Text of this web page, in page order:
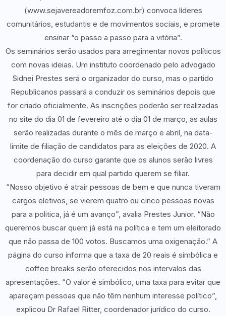
(www.sejavereadoremfoz.com.br) convoca líderes
comunitários, estudantis e de movimentos sociais, e promete
ensinar “o passo a passo para a vitória”.
Os seminários serão usados para arregimentar novos políticos
com novas ideias. Um instituto coordenado pelo advogado
Sidnei Prestes será o organizador do curso, mas o partido
Republicanos passará a conduzir os seminários depois que
for criado oficialmente. As inscrições poderão ser realizadas
no site do dia 01 de fevereiro até o dia 01 de março, as aulas
serão realizadas durante o mês de março e abril, na data-
limite de filiação de candidatos para as eleições de 2020. A
coordenação do curso garante que os alunos serão livres
para decidir em qual partido querem se filiar.
“Nosso objetivo é atrair pessoas de bem e que nunca tiveram
cargos eletivos, se vierem quatro ou cinco pessoas novas
para a politica, já é um avanço”, avalia Prestes Junior. “Não
queremos buscar quem já está na política e tem um eleitorado
que não passa de 100 votos. Buscamos uma oxigenação.” A
página do curso informa que a taxa de 20 reais é simbólica e
coffee breaks serão oferecidos nos intervalos das
apresentações. “O valor é simbólico, uma taxa para evitar que
apareçam pessoas que não têm nenhum interesse político”,
explicou Dr Rafael Ritter, coordenador jurídico do curso.